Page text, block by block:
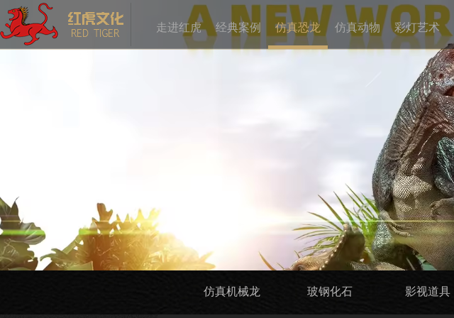
走进红虎 经典案例 仿真恐龙 仿真动物 彩灯艺术
仿真机械龙 玻钢化石 影视道具